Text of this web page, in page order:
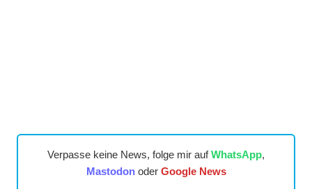
Verpasse keine News, folge mir aufWhatsApp,
Mastodonoder Google News